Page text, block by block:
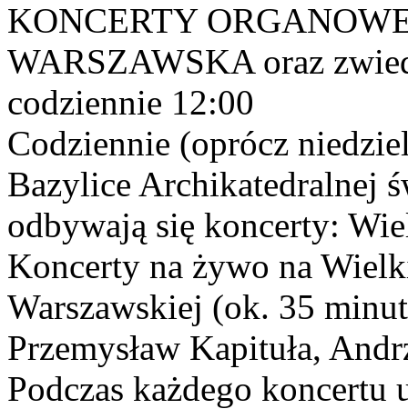
KONCERTY
WARSZAWSKA oraz
codziennie 12:00
Codziennie (oprócz
Bazylice Archikatedralnej
odbywają się koncerty:
Koncerty na żywo na
Warszawskiej (ok. 35
Przemysław Kapituła,
Podczas każdego koncertu